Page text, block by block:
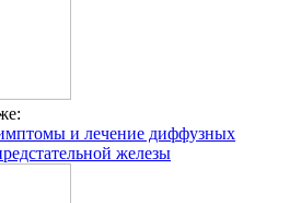
и лечение диффузных
железы